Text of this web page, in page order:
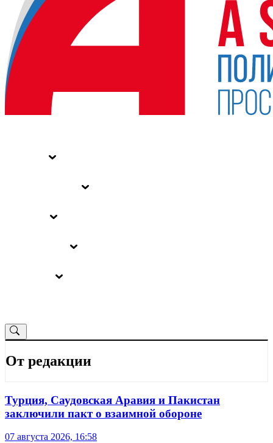
От редакции
Турция, Саудовская Аравия и Пакистан
заключили пакт о взаимной обороне
07 августа 2026, 16:58